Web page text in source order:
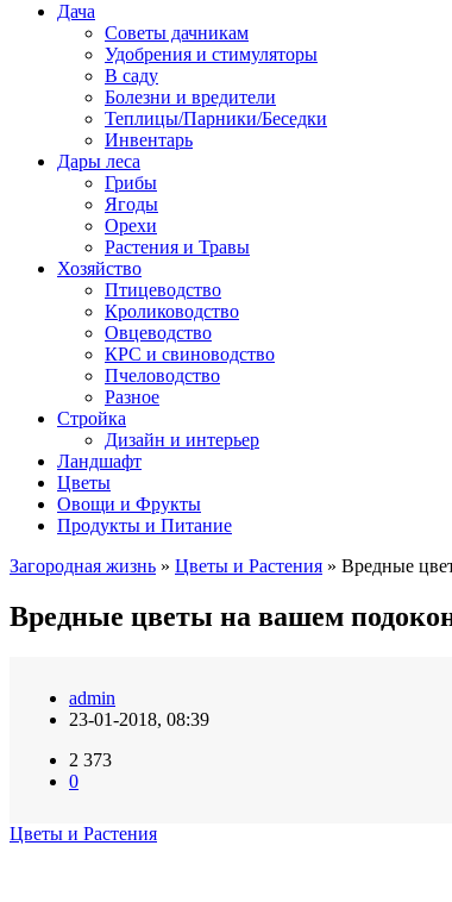
Дача
Советы дачникам
Удобрения и стимуляторы
В саду
Болезни и вредители
Теплицы/Парники/Беседки
Инвентарь
Дары леса
Грибы
Ягоды
Орехи
Растения и Травы
Хозяйство
Птицеводство
Кролиководство
Овцеводство
КРС и свиноводство
Пчеловодство
Разное
Стройка
Дизайн и интерьер
Ландшафт
Цветы
Овощи и Фрукты
Продукты и Питание
Загородная жизнь » Цветы и Растения » Вредные
Вредные цветы на вашем
admin
23-01-2018, 08:39
2 373
0
Цветы и Растения